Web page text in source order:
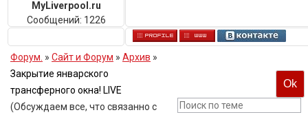
MyLiverpool.ru
Сообщений: 1226
Форум. » Сайт и Форум » Архив »
Закрытие январского
трансферного окна! LIVE
(Обсуждаем все, что связанно с